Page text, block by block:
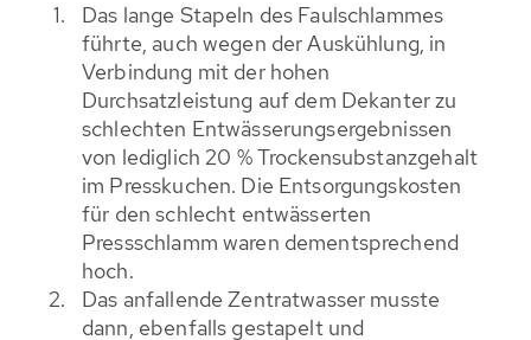
Das lange Stapeln des Faulschlammes
führte, auch wegen der Auskühlung, in
Verbindung mit der hohen
Durchsatzleistung auf dem Dekanter zu
schlechten Entwässerungsergebnissen
von lediglich 20 % Trockensubstanzgehalt
im Presskuchen. Die Entsorgungskosten
für den schlecht entwässerten
Pressschlamm waren dementsprechend
hoch.
Das anfallende Zentratwasser musste
dann, ebenfalls gestapelt und